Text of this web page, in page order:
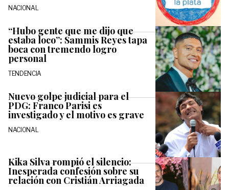
NACIONAL
“Hubo gente que me dijo que
estaba loco”: Sammis Reyes tapa
boca con tremendo logro
personal
TENDENCIA
Nuevo golpe judicial para el
PDG: Franco Parisi es
investigado y el motivo es grave
NACIONAL
Kika Silva rompió el silencio:
Inesperada confesión sobre su
relación con Cristián Arriagada